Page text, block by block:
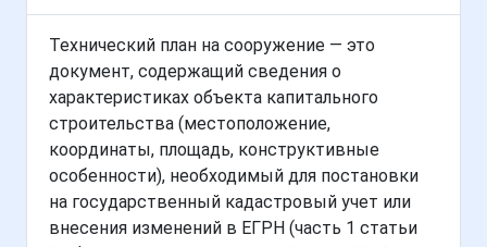
Технический план на сооружение — это
документ, содержащий сведения о
характеристиках объекта капитального
строительства (местоположение,
координаты, площадь, конструктивные
особенности), необходимый для постановки
на государственный кадастровый учет или
внесения изменений в ЕГРН (часть 1 статьи